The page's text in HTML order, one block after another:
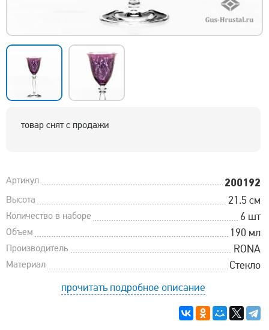
товар снят с продажи
Артикул 200192
Высота 21.5 см
Количество в наборе 6 шт
Объем 190 мл
Производитель RONA
Материал
Стекло
прочитать подробное описание